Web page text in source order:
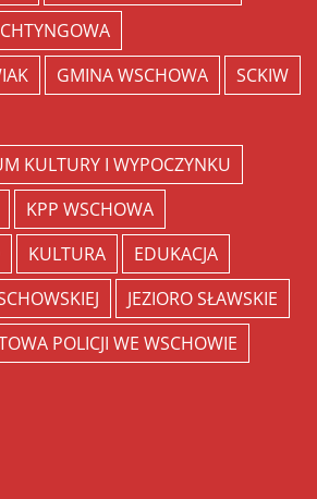
GMINA WSCHOWA
SCKIW
KULTURY I WYPOCZYNKU
KPP WSCHOWA
KULTURA
EDUKACJA
JEZIORO SŁAWSKIE
POLICJI WE WSCHOWIE